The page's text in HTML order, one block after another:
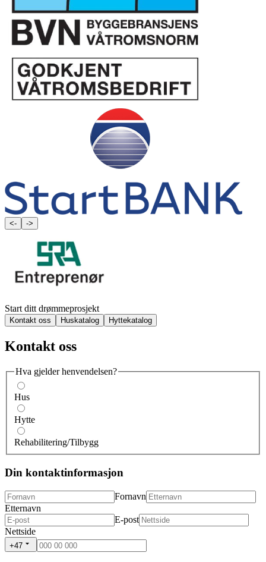
<- ->
Start ditt drømmeprosjekt
Kontakt oss Huskatalog Hyttekatalog
Kontakt oss
Hva gjelder henvendelsen?
Hus
Hytte
Rehabilitering/Tilbygg
Din kontaktinformasjon
Fornavn
Etternavn
E-post
Nettside
+47